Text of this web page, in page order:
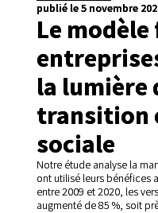
publié le 5 novembre
Le
la lumière
transition
sociale
Notre étude analyse la
ont utilisé leurs bénéfices
entre 2009 et 2020, les
augmenté de 85 %, soit